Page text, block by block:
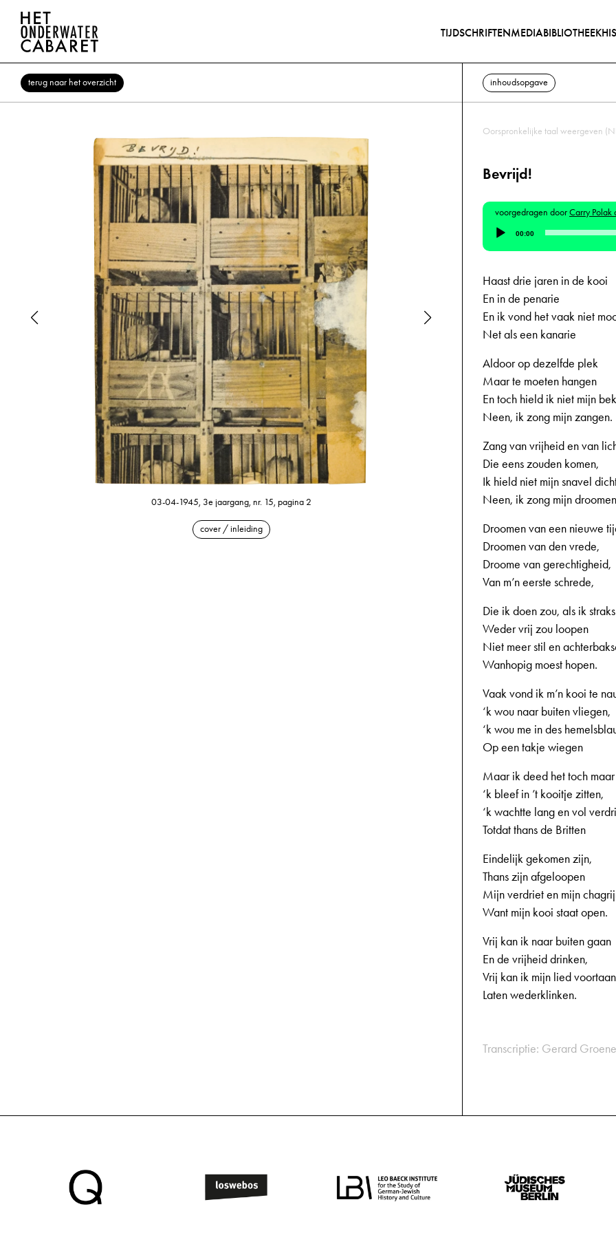
TIJDSCHRIFTENMEDIABIBLIOTHEEK
terug naar het overzicht
03-04-1945, 3e jaargang, nr. 15, pagina 2 03-04-
cover / inleiding
inhoudsopgave
Oorspronkelijke taal weergeven
Bevrijd!
voorgedragen doorCarry Polak
Audiospeler
00:00
Haast drie jaren in de kooi
En in de penarie
En ik vond het vaak niet
Net als een kanarie
Aldoor op dezelfde plek
Maar te moeten hangen
En toch hield ik niet mijn
Neen, ik zong mijn zangen.
Zang van vrijheid en van
Die eens zouden komen,
Ik hield niet mijn snavel
Neen, ik zong mijn
Droomen van een nieuwe
Droomen van den vrede,
Droome van gerechtigheid,
Van m’n eerste schrede,
Die ik doen zou, als ik straks
Weder vrij zou loopen
Niet meer stil en
Wanhopig moest hopen.
Vaak vond ik m’n kooi te
‘k wou naar buiten vliegen,
‘k wou me in des
Op een takje wiegen
Maar ik deed het toch
‘k bleef in ’t kooitje zitten,
‘k wachtte lang en vol
Totdat thans de Britten
Eindelijk gekomen zijn,
Thans zijn afgeloopen
Mijn verdriet en mijn
Want mijn kooi staat open.
Vrij kan ik naar buiten gaan
En de vrijheid drinken,
Vrij kan ik mijn lied voortaan
Laten wederklinken.
Transcriptie: Gerard